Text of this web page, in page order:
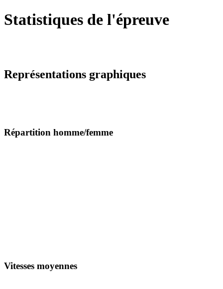
Statistiques de l'épreuve
Représentations graphiques
Répartition homme/femme
Vitesses moyennes